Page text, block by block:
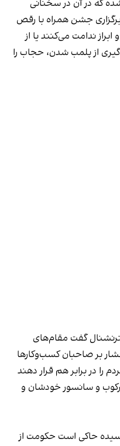
که در آن در سخنانی
جشن همراه با رقص
ندامت می‌کنند یا از
از پلمب شدن، حجاب را
گفت مقام‌های
بر صاحبان کسب‌وکارها
را در برابر هم قرار دهند
و سانسور خودشان و
حاکی است حکومت از